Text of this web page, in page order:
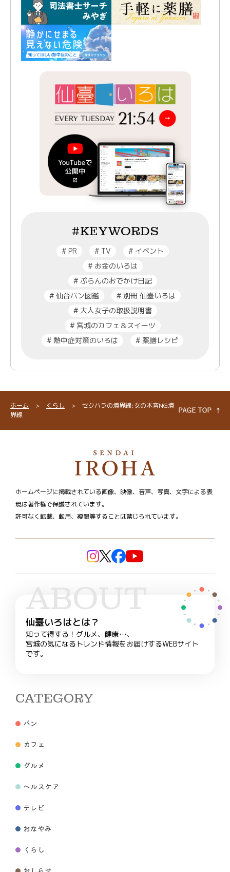
#KEYWORDS
#PR #TV #イベント
#お金のいろは
#ぷらんのおでかけ日記
# 仙台パン図鑑 # 別冊 仙臺いろは
#大人女子の取扱説明書
#宮城のカフェ＆スイーツ
# 熱中症対策のいろは # 薬膳レシピ
ホーム > くらし >
セクハラの境界線:女の本音NG境
界線
ホームページに掲載されている画像、映像、音声、写真、文字による表
現は著作権で保護されています。
許可なく転載、転用、複製等することは禁じられています。
ABOUT
仙臺いろはとは？
知って得する！グルメ、健康…、
宮城の気になるトレンド情報をお届けするWEBサイト
です。
CATEGORY
パン
カフェ
グルメ
ヘルスケア
テレビ
おなやみ
くらし